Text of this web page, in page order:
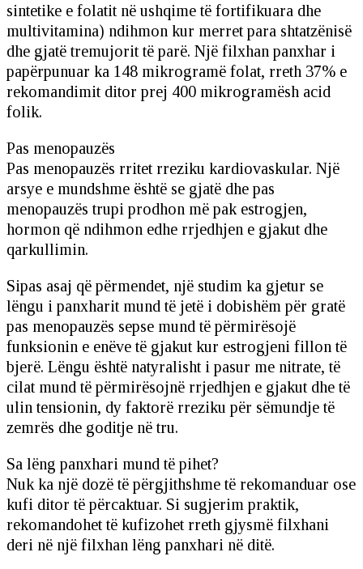
sintetike e folatit në ushqime të fortifikuara dhe
multivitamina) ndihmon kur merret para shtatzënisë
dhe gjatë tremujorit të parë. Një filxhan panxhar i
papërpunuar ka 148 mikrogramë folat, rreth 37% e
rekomandimit ditor prej 400 mikrogramësh acid
folik.
Pas menopauzës
Pas menopauzës rritet rreziku kardiovaskular. Një
arsye e mundshme është se gjatë dhe pas
menopauzës trupi prodhon më pak estrogjen,
hormon që ndihmon edhe rrjedhjen e gjakut dhe
qarkullimin.
Sipas asaj që përmendet, një studim ka gjetur se
lëngu i panxharit mund të jetë i dobishëm për gratë
pas menopauzës sepse mund të përmirësojë
funksionin e enëve të gjakut kur estrogjeni fillon të
bjerë. Lëngu është natyralisht i pasur me nitrate, të
cilat mund të përmirësojnë rrjedhjen e gjakut dhe të
ulin tensionin, dy faktorë rreziku për sëmundje të
zemrës dhe goditje në tru.
Sa lëng panxhari mund të pihet?
Nuk ka një dozë të përgjithshme të rekomanduar ose
kufi ditor të përcaktuar. Si sugjerim praktik,
rekomandohet të kufizohet rreth gjysmë filxhani
deri në një filxhan lëng panxhari në ditë.